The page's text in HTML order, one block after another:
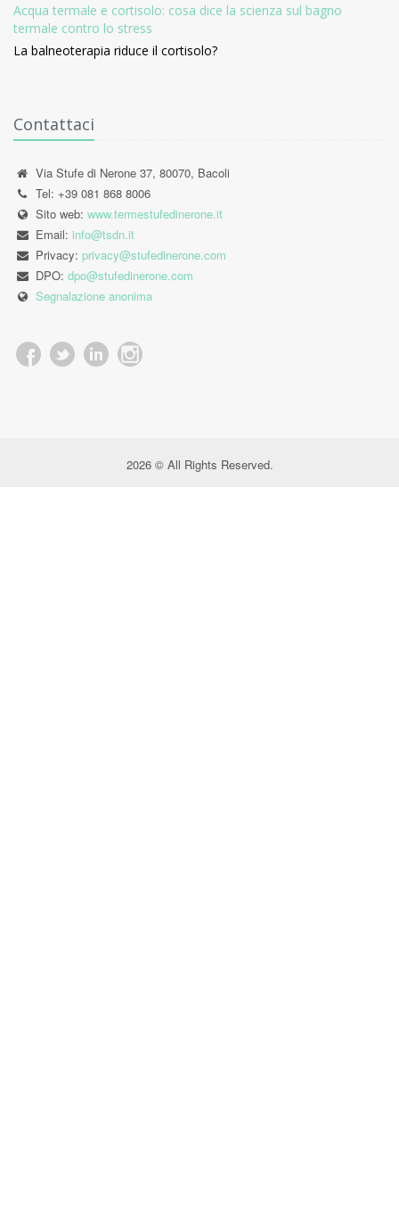
Acqua termale e cortisolo: cosa dice la scienza sul bagno
termale contro lo stress
La balneoterapia riduce il cortisolo?
Contattaci
Via Stufe di Nerone 37, 80070, Bacoli
Tel: +39 081 868 8006
Sito web: www.termestufedinerone.it
Email: info@tsdn.it
Privacy: privacy@stufedinerone.com
DPO: dpo@stufedinerone.com
Segnalazione anonima
2026 © All Rights Reserved.